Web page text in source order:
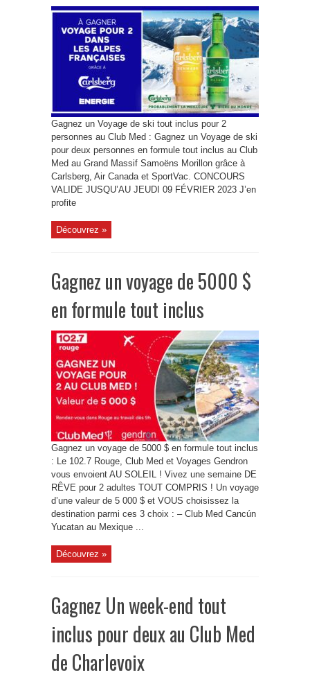
Gagnez un Voyage de ski tout inclus pour 2
personnes au Club Med : Gagnez un Voyage de ski
pour deux personnes en formule tout inclus au Club
Med au Grand Massif Samoëns Morillon grâce à
Carlsberg, Air Canada et SportVac. CONCOURS
VALIDE JUSQU’AU JEUDI 09 FÉVRIER 2023 J’en
profite
Découvrez »
Gagnez un voyage de 5000 $
en formule tout inclus
Gagnez un voyage de 5000 $ en formule tout inclus
: Le 102.7 Rouge, Club Med et Voyages Gendron
vous envoient AU SOLEIL ! Vivez une semaine DE
RÊVE pour 2 adultes TOUT COMPRIS ! Un voyage
d’une valeur de 5 000 $ et VOUS choisissez la
destination parmi ces 3 choix : – Club Med Cancún
Yucatan au Mexique ...
Découvrez »
Gagnez Un week-end tout
inclus pour deux au Club Med
de Charlevoix